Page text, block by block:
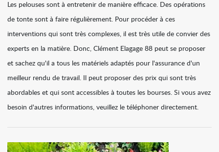
Les pelouses sont à entretenir de manière efficace. Des opérations
de tonte sont à faire régulièrement. Pour procéder à ces
interventions qui sont très complexes, il est très utile de convier des
experts en la matière. Donc, Clément Elagage 88 peut se proposer
et sachez qu'il a tous les matériels adaptés pour l'assurance d'un
meilleur rendu de travail. Il peut proposer des prix qui sont très
abordables et qui sont accessibles à toutes les bourses. Si vous avez
besoin d'autres informations, veuillez le téléphoner directement.